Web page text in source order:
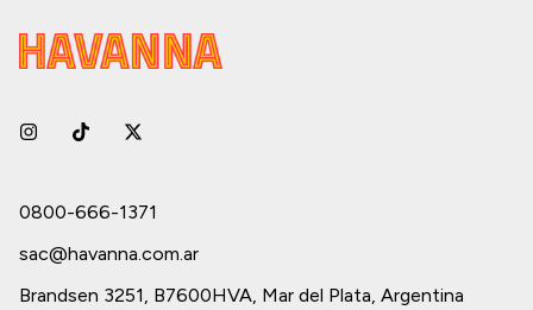
0800-666-1371
sac@havanna.com.ar
Brandsen 3251, B7600HVA, Mar del Plata, Argentina